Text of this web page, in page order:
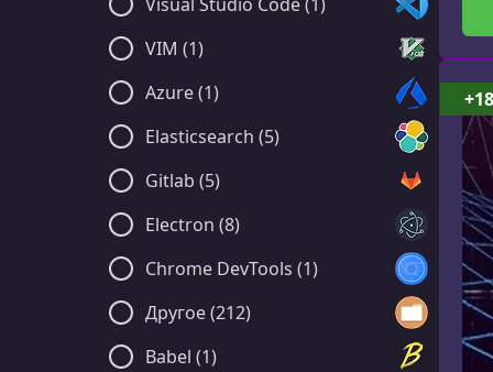
VIM (1)
Azure (1)
Elasticsearch (5)
Gitlab (5)
Electron (8)
Chrome DevTools (1)
Другое (212)
Babel (1)
+18